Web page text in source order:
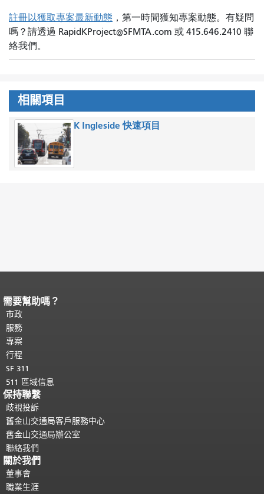
註冊以獲取專案最新動態 ，第一時間獲知專案動態。有疑問
嗎？請透過 RapidKProject@SFMTA.com 或 415.646.2410 聯
絡我們。
相關項目
K Ingleside 快速項目
頁面內容結束。
都會重複顯示。
需要幫助嗎？
市政
服務
專案
行程
SF 311
511 區域信息
保持聯繫
歧視投訴
舊金山交通局客戶服務中心
舊金山交通局辦公室
聯絡我們
關於我們
董事會
職業生涯